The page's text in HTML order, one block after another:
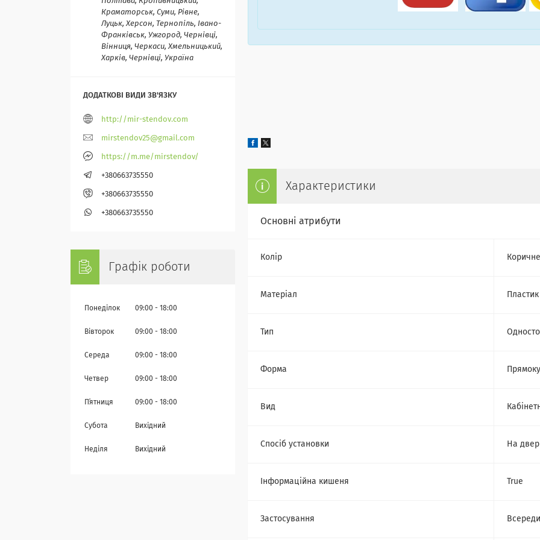
Характеристики
Основні атрибути
Колір
Матеріал Пластик
Тип
Форма
Вид
Спосіб установки На
Інформаційна кишеня True
Застосування
Краматорськ, Суми, Рівне,
Луцьк, Херсон, Тернопіль, Івано-
Франківськ, Ужгород, Чернівці,
Вінниця, Черкаси, Хмельницький,
Харків, Чернівці, Україна
http://mir-stendov.com
mirstendov25@gmail.com
https://m.me/mirstendov/
+380663735550
+380663735550
+380663735550
Графік роботи
Понеділок 09:00 18:00
Вівторок 09:00 18:00
Середа 09:00 18:00
Четвер 09:00 18:00
Пʼятниця 09:00 18:00
Субота Вихідний
Неділя Вихідний